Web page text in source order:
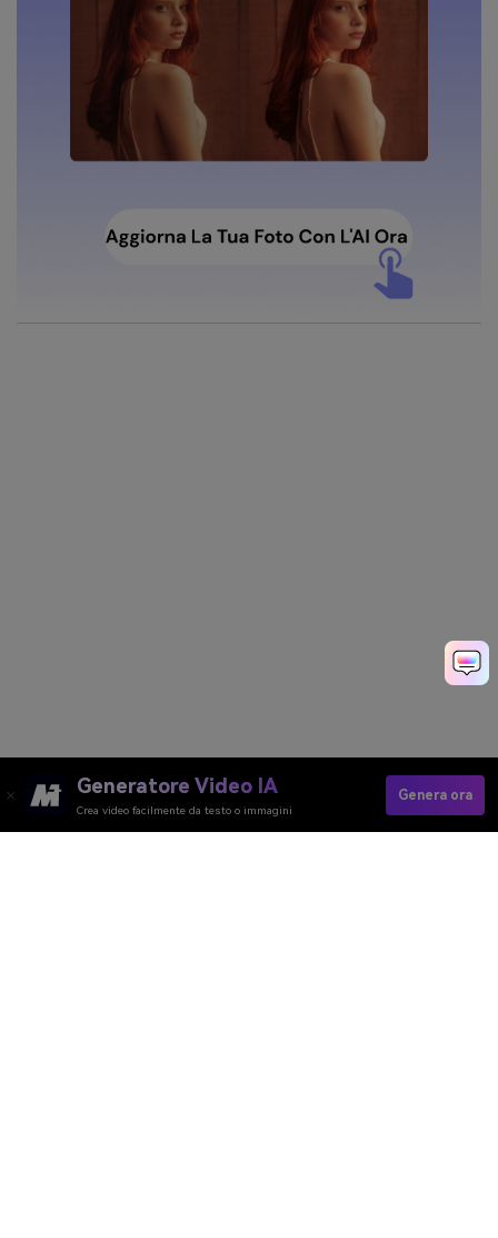
Generatore Video IA
Crea video facilmente da testo o immagini
Genera ora